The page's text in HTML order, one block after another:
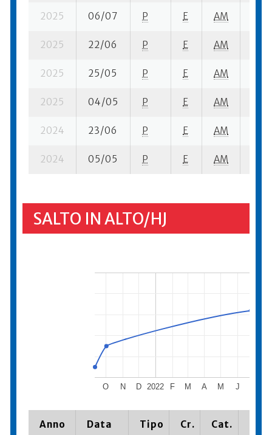
2025 06/07 P E AM
2025 22/06 P E AM
2025 25/05 P E AM
2025 04/05 P E AM
2024 23/06 P E AM
2024 05/05 P E AM
SALTO IN ALTO/HJ
2022
O N D F M A M J
Anno Data Tipo Cr. Cat.